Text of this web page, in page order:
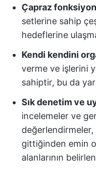
Çapraz
setlerine sahip
hedeflerine
Kendi kendini
verme ve işlerini
sahiptir, bu da
Sık denetim ve
incelemeler ve
gittiğinden emin
alanlarının